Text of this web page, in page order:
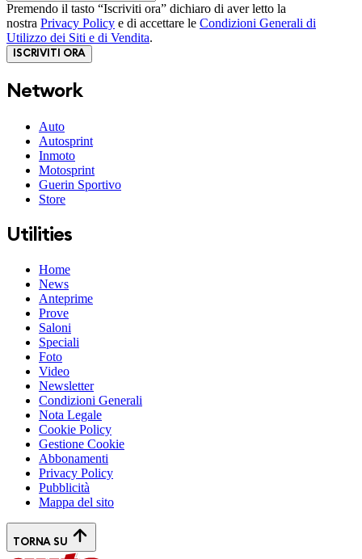
Premendo il tasto “Iscriviti ora” dichiaro di aver letto la
nostra Privacy Policy e di accettare le Condizioni Generali di
Utilizzo dei Siti e di Vendita.
ISCRIVITI ORA
Network
Auto
Autosprint
Inmoto
Motosprint
Guerin Sportivo
Store
Utilities
Home
News
Anteprime
Prove
Saloni
Speciali
Foto
Video
Newsletter
Condizioni Generali
Nota Legale
Cookie Policy
Gestione Cookie
Abbonamenti
Privacy Policy
Pubblicità
Mappa del sito
TORNA SU